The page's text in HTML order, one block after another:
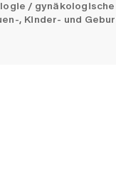
/
, Kinder- und